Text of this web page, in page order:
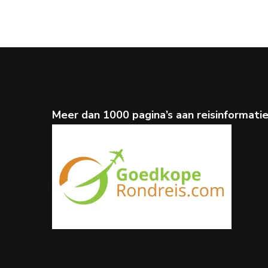
Meer dan 1000 pagina’s aan reisinformatie